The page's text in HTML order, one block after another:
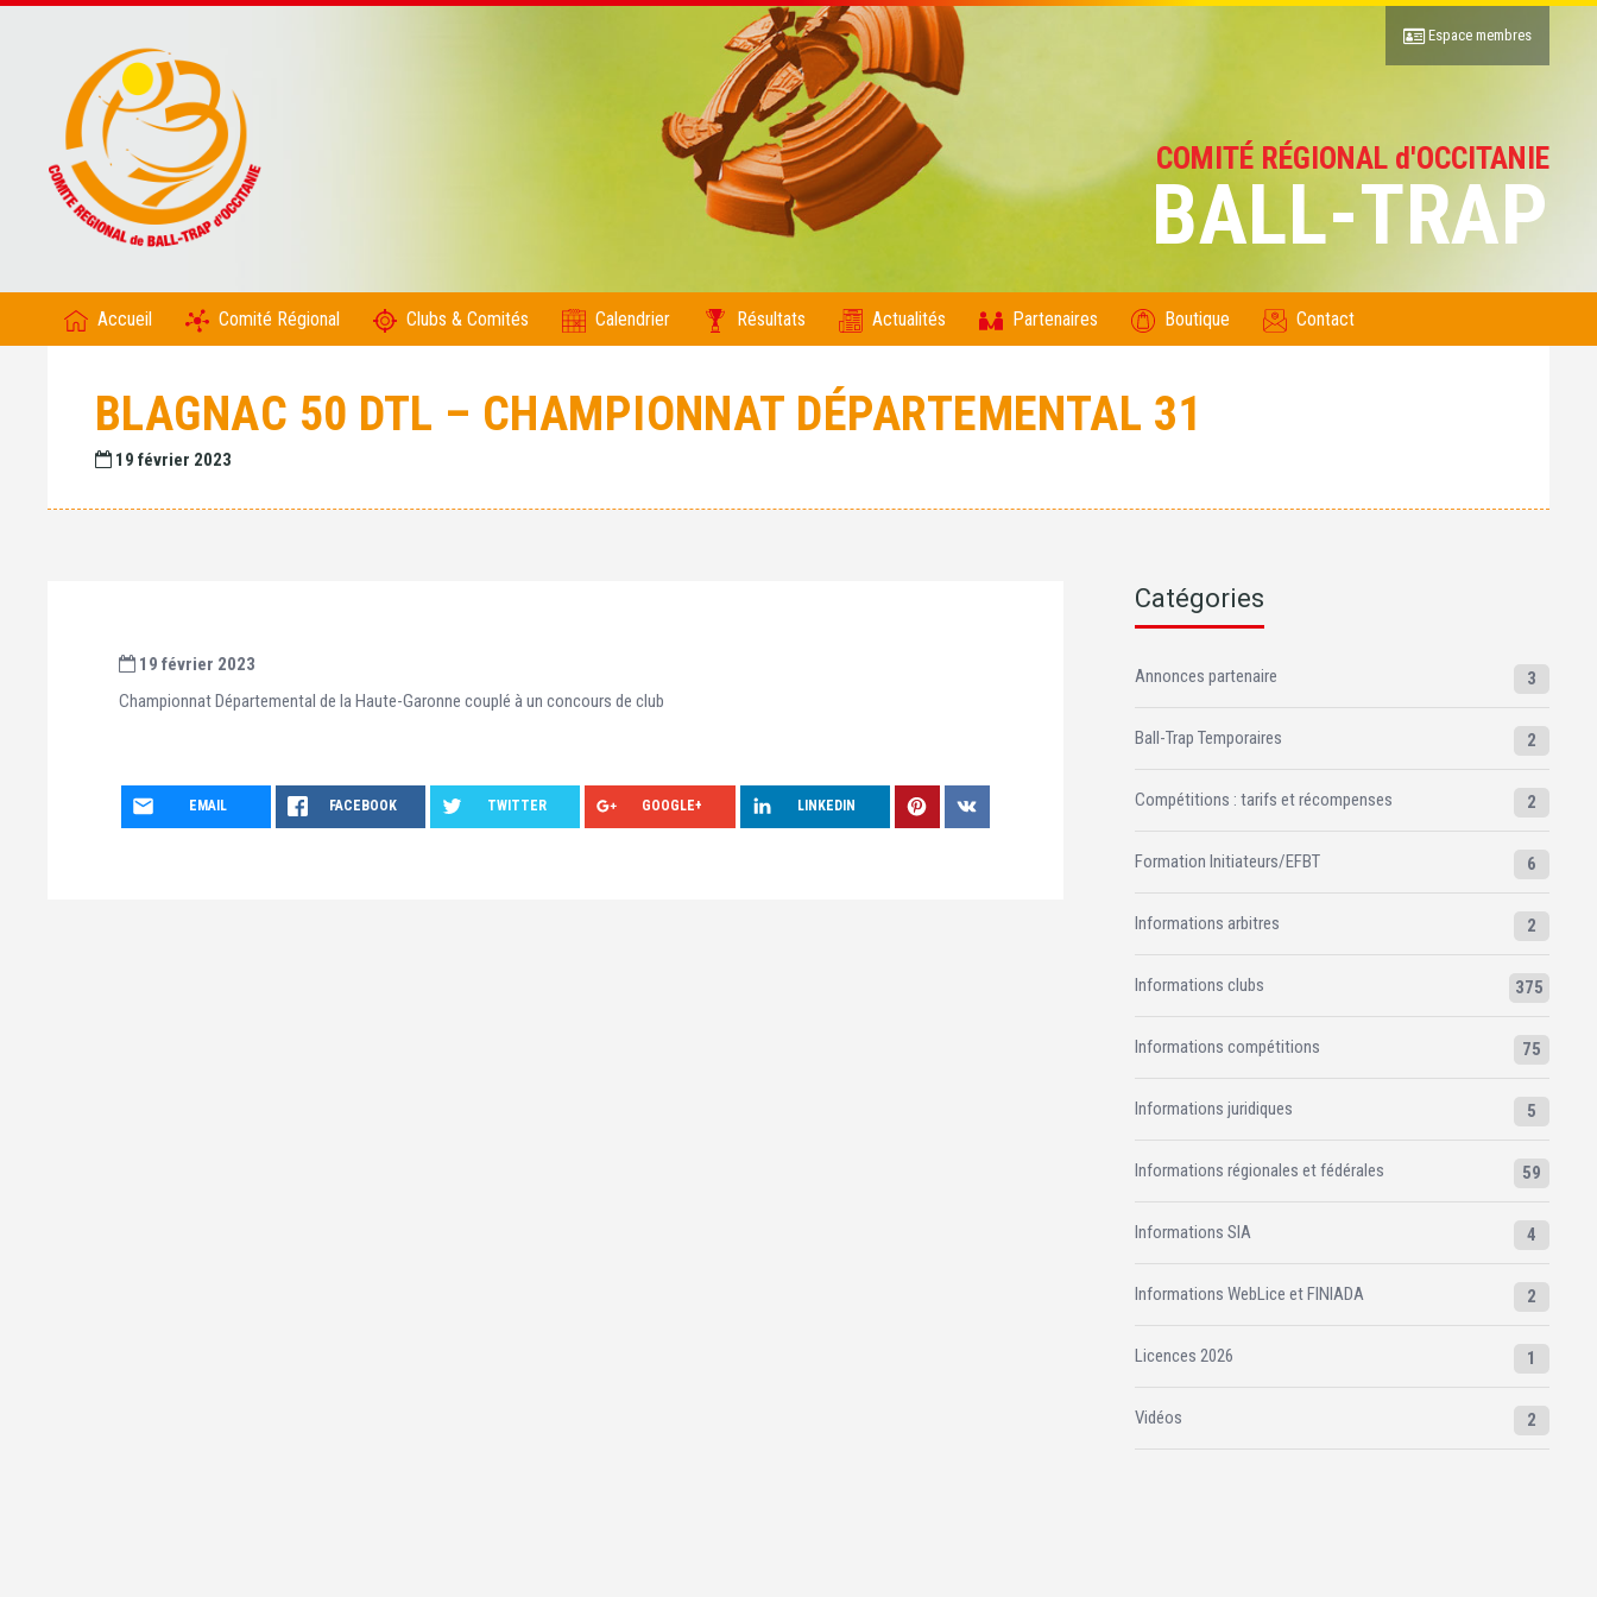
COMITÉ RÉGIONAL d'OCCITANIE
BALL-TRAP
Espace membres
Accueil Comité Régional Clubs & Comités Calendrier Résultats Actualités Partenaires Boutique Contact
BLAGNAC 50 DTL – CHAMPIONNAT DÉPARTEMENTAL 31
19 février 2023
19 février 2023
Championnat Départemental de la Haute-Garonne couplé à un concours de club
EMAIL FACEBOOK TWITTER GOOGLE+ LINKEDIN
Catégories
Annonces partenaire 3
Ball-Trap Temporaires 2
Compétitions : tarifs et récompenses 2
Formation Initiateurs/EFBT 6
Informations arbitres 2
Informations clubs 375
Informations compétitions 75
Informations juridiques 5
Informations régionales et fédérales 59
Informations SIA 4
Informations WebLice et FINIADA 2
Licences 2026 1
Vidéos 2